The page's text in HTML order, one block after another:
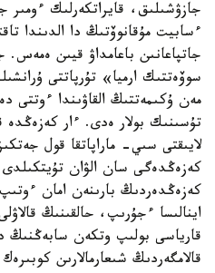
جازۋشىلىق، قايراتكەرلىك ءومىر
ءسابيت مۇقانوۆتىڭ دا الدىندا
جاتپاعانىن باعامداۋ قيىن
سوۆەتتىك ارميا» تۇرپاتتى
مەن ۇكىمەتتىڭ القاۋىندا
تۇسىنىك بولار ەدى. ءار كەزەڭدە
لايىقتى سىي- ماراپاتقا قول
كەزەڭدەگى سان الۋان
كەزەڭدەردىڭ بارىنەن امان
اينالىسا ءجۇرىپ، حالقىنىڭ
قارياسى بولىپ وتكەن سابەڭنىڭ
قالامگەردىڭ شىعارمالارىن